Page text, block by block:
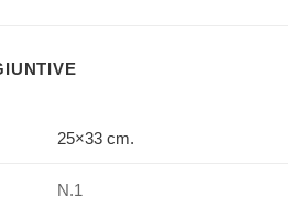
25×33 cm.
N.1